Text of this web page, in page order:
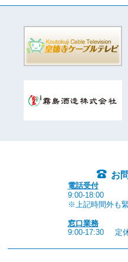
お
電話受付
9:00-18:00
※上記時間外も
窓口業務
9:00-17:30
定